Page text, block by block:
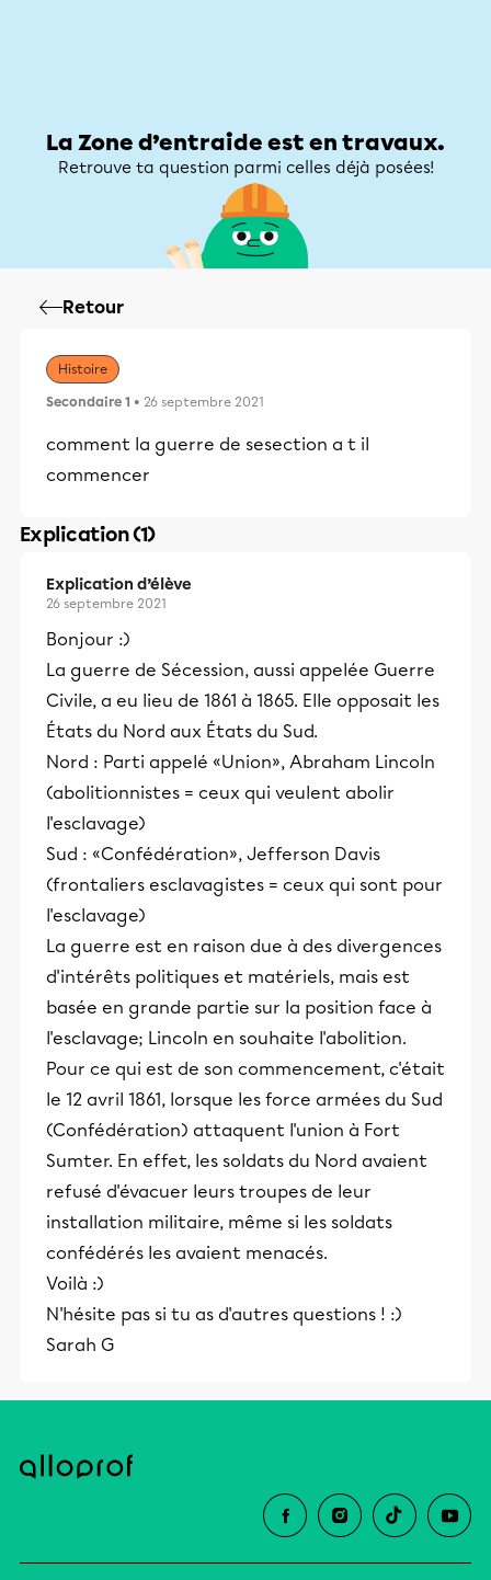
La Zone d’entraide est en travaux.
Retrouve ta question parmi celles déjà posées!
Retour
Histoire
Secondaire 1 • 26 septembre 2021
comment la guerre de sesection a t il
commencer
Explication (1)
Explication d’élève
26 septembre 2021
Bonjour :)
La guerre de Sécession, aussi appelée Guerre
Civile, a eu lieu de 1861 à 1865. Elle opposait les
États du Nord aux États du Sud.
Nord : Parti appelé «Union», Abraham Lincoln
(abolitionnistes = ceux qui veulent abolir
l'esclavage)
Sud : «Confédération», Jefferson Davis
(frontaliers esclavagistes = ceux qui sont pour
l'esclavage)
La guerre est en raison due à des divergences
d'intérêts politiques et matériels, mais est
basée en grande partie sur la position face à
l'esclavage; Lincoln en souhaite l'abolition.
Pour ce qui est de son commencement, c'était
le 12 avril 1861, lorsque les force armées du Sud
(Confédération) attaquent l'union à Fort
Sumter. En effet, les soldats du Nord avaient
refusé d'évacuer leurs troupes de leur
installation militaire, même si les soldats
confédérés les avaient menacés.
Voilà :)
N'hésite pas si tu as d'autres questions ! :)
Sarah G